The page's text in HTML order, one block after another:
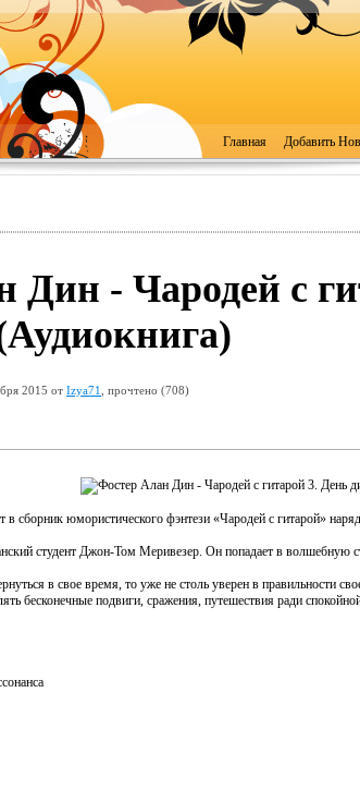
Главная Добавить
Дин - Чародей с
2015 от Izya71 , прочтено (708)
в сборник юмористического фэнтези «Чародей с гитарой»
студент Джон-Том Меривезер. Он попадает в волшебную
в свое время, то уже не столь уверен в правильности
бесконечные подвиги, сражения, путешествия ради